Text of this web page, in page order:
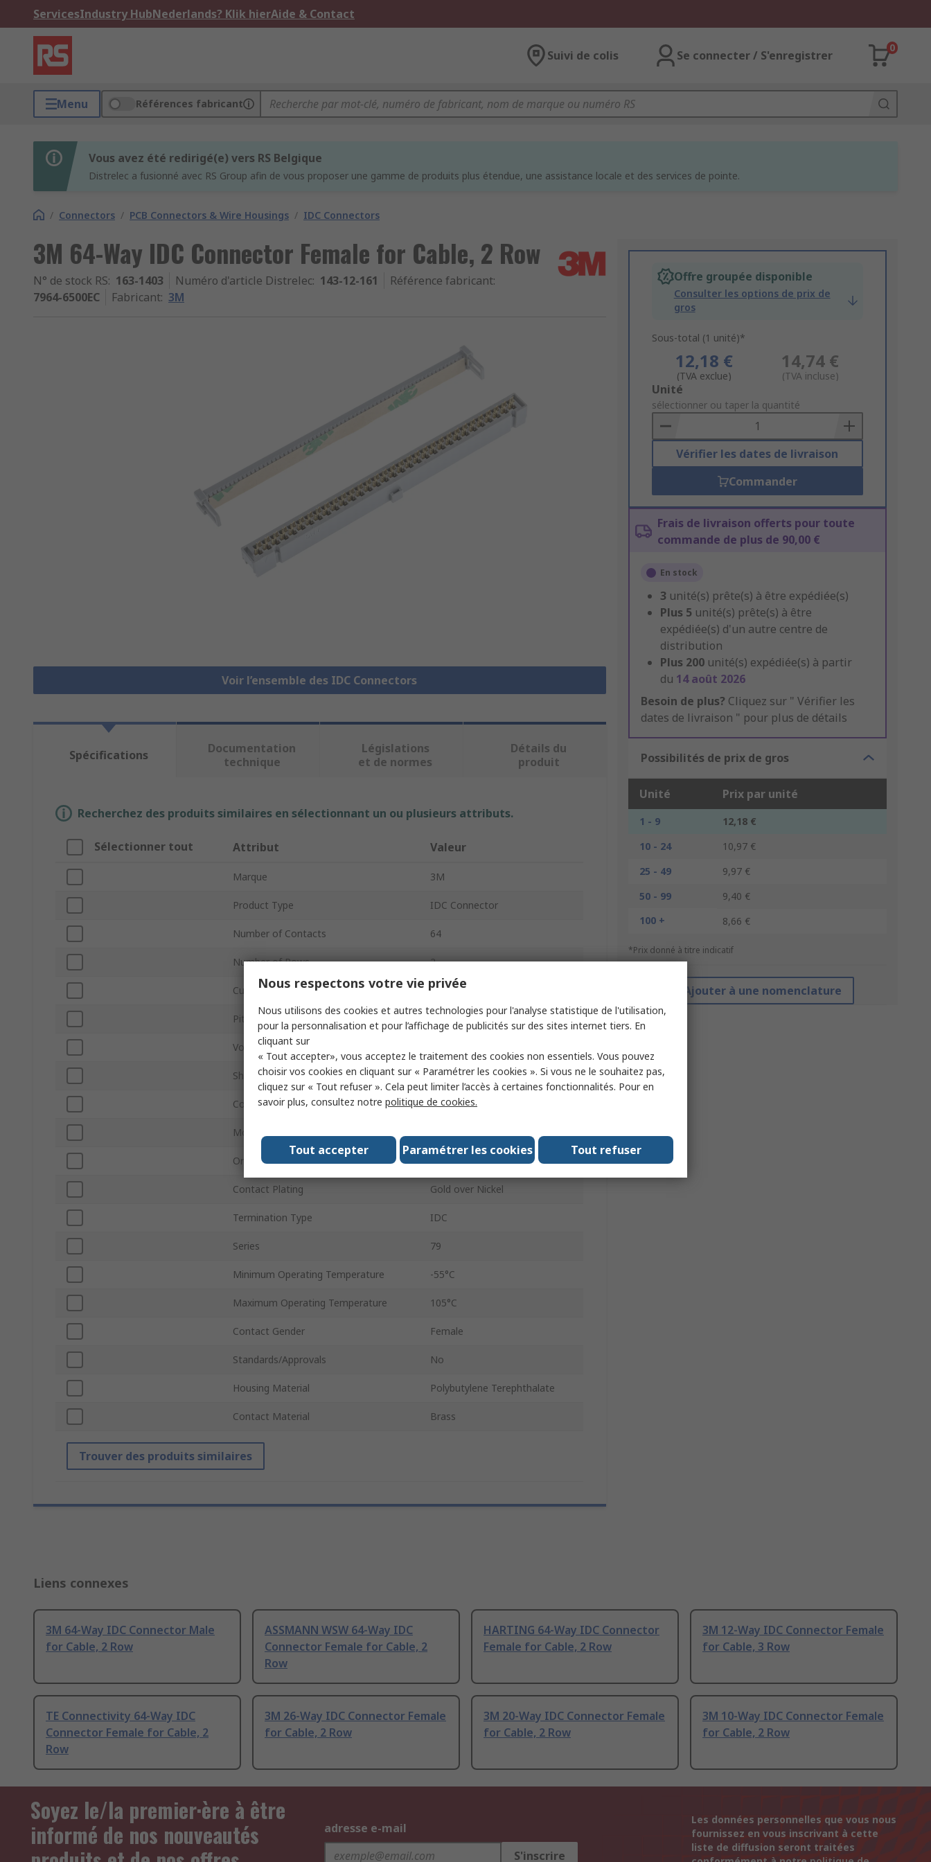
ServicesIndustry HubNederlands? Klik hierAide & Contact
Suivi de colis Se connecter / S'enregistrer
0
Menu Références fabricant
Vous avez été redirigé(e) vers RS Belgique
Distrelec a fusionné avec RS Group afin de vous proposer une gamme de produits plus étendue, une assistance locale et des services de pointe.
/ Connectors / PCB Connectors & Wire Housings / IDC Connectors
3M 64-Way IDC Connector Female for Cable, 2 Row
N° de stock RS: 163-1403 Numéro d'article Distrelec: 143-12-161 Référence fabricant:
7964-6500EC
Fabricant: 3M
Voir l’ensemble des IDC Connectors
Offre groupée disponible
Consulter les options de prix de
gros
Sous-total (1 unité)*
12,18 €
(TVA exclue)
14,74 €
(TVA incluse)
Add
to
Basket
Unité
sélectionner ou taper la quantité
Vérifier les dates de livraison
Commander
Frais de livraison offerts pour toute
commande de plus de 90,00 €
En stock
3 unité(s) prête(s) à être expédiée(s)
Plus 5 unité(s) prête(s) à être
expédiée(s) d'un autre centre de
distribution
Plus 200 unité(s) expédiée(s) à partir
du 14 août 2026
Besoin de plus? Cliquez sur " Vérifier les
dates de livraison " pour plus de détails
Possibilités de prix de gros
Unité Prix par unité
1 - 9
12,18 €
10 - 24
10,97 €
25 - 49
9,97 €
50 - 99
9,40 €
100 +
8,66 €
*Prix donné à titre indicatif
Ajouter à une nomenclature
Spécifications
Documentation
technique
Législations
et de normes
Détails du
produit
Recherchez des produits similaires en sélectionnant un ou plusieurs attributs.
Sélectionner tout Attribut Valeur
Marque 3M
Product Type IDC Connector
Number of Contacts 64
Number of Rows 2
Current 1A
Pitch 2.54mm
Voltage
Shrouded/Unshrouded Shrouded
Connector Gender Female
Mount Type
Orientation Right Angle
Contact Plating Gold over Nickel
Termination Type IDC
Series 79
Minimum Operating Temperature -55°C
Maximum Operating Temperature 105°C
Contact Gender Female
Standards/Approvals No
Housing Material Polybutylene Terephthalate
Contact Material Brass
Trouver des produits similaires
Liens connexes
3M 64-Way IDC Connector Male
for Cable, 2 Row
ASSMANN WSW 64-Way IDC
Connector Female for Cable, 2
Row
HARTING 64-Way IDC Connector
Female for Cable, 2 Row
3M 12-Way IDC Connector Female
for Cable, 3 Row
TE Connectivity 64-Way IDC
Connector Female for Cable, 2
Row
3M 26-Way IDC Connector Female
for Cable, 2 Row
3M 20-Way IDC Connector Female
for Cable, 2 Row
3M 10-Way IDC Connector Female
for Cable, 2 Row
Soyez le/la premier·ère à être
informé de nos nouveautés
adresse e-mail
S'inscrire
Les données personnelles que vous nous
fournissez en vous inscrivant à cette
liste de diffusion seront traitées
Nous respectons votre vie privée
Nous utilisons des cookies et autres technologies pour l'analyse statistique de l'utilisation,
pour la personnalisation et pour l’affichage de publicités sur des sites internet tiers. En
cliquant sur
« Tout accepter», vous acceptez le traitement des cookies non essentiels. Vous pouvez
choisir vos cookies en cliquant sur « Paramétrer les cookies ». Si vous ne le souhaitez pas,
cliquez sur « Tout refuser ». Cela peut limiter l’accès à certaines fonctionnalités. Pour en
savoir plus, consultez notre politique de cookies.
Tout accepter Paramétrer les cookies Tout refuser